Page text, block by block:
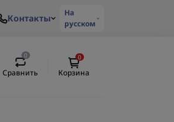
Контакты
На
русском
0
Сравнить
0
Корзина